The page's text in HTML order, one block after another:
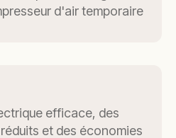
d'air temporaire
efficace, des
et des économies